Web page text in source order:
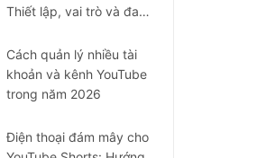
Thiết lập, vai trò và đa
Cách quản lý nhiều tài
khoản và kênh YouTube
trong năm 2026
Điện thoại đám mây cho